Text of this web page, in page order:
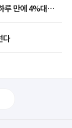
루 만에 4%대
다